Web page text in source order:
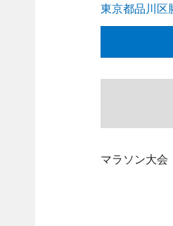
東京都品川区
マラソン大会